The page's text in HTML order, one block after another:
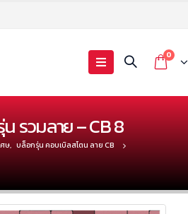
0
รวมลาย – CB 8
ษ, บล็อกรุ่น คอบเบิลสโตน ลาย CB